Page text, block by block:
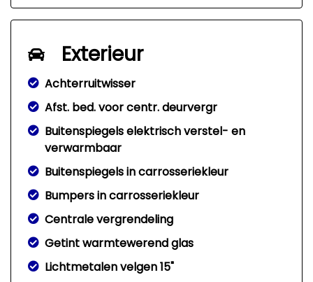
Exterieur
Achterruitwisser
Afst. bed. voor centr. deurvergr
Buitenspiegels elektrisch verstel- en
verwarmbaar
Buitenspiegels in carrosseriekleur
Bumpers in carrosseriekleur
Centrale vergrendeling
Getint warmtewerend glas
Lichtmetalen velgen 15"